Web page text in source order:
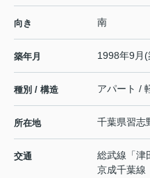
向き 南
築年月 1998年9月
種別 / 構造 アパート /
所在地 千葉県習志
交通 総武線 「津
京成千葉線